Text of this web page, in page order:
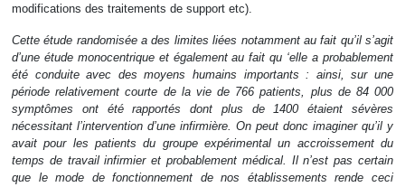
modifications des traitements de support etc).
Cette étude randomisée a des limites liées notamment au fait qu’il s’agit
d’une étude monocentrique et également au fait qu ‘elle a probablement
été conduite avec des moyens humains importants : ainsi, sur une
période relativement courte de la vie de 766 patients, plus de 84 000
symptômes ont été rapportés dont plus de 1400 étaient sévères
nécessitant l’intervention d’une infirmière. On peut donc imaginer qu’il y
avait pour les patients du groupe expérimental un accroissement du
temps de travail infirmier et probablement médical. Il n’est pas certain
que le mode de fonctionnement de nos établissements rende ceci